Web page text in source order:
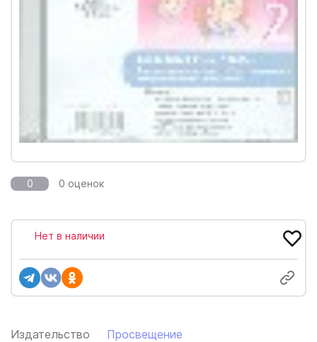
0 0 оценок
Издательство Просвещение
Нет в наличии